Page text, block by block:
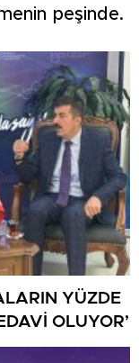
peşinde.
YÜZDE
OLUYOR’